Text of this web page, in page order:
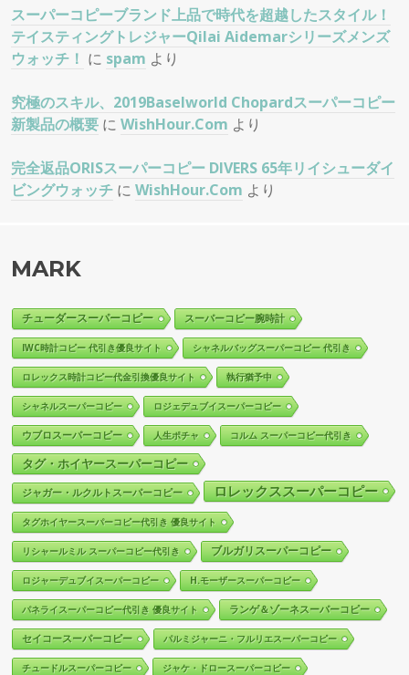
スーパーコピーブランド上品で時代を超越したスタイル！
テイスティングトレジャーQilai Aidemarシリーズメンズ
ウォッチ！ に spam より
究極のスキル、2019Baselworld Chopardスーパーコピー
新製品の概要 に WishHour.Com より
完全返品ORISスーパーコピー DIVERS 65年リイシューダイ
ビングウォッチ に WishHour.Com より
MARK
チューダースーパーコピー スーパーコピー腕時計
IWC時計コピー 代引き優良サイト シャネルバッグスーパーコピー 代引き
ロレックス時計コピー代金引換優良サイト 執行猶予中
シャネルスーパーコピー ロジェデュブイスーパーコピー
ウブロスーパーコピー 人生ポチャ コルム スーパーコピー代引き
タグ・ホイヤースーパーコピー
ジャガー・ルクルトスーパーコピー ロレックススーパーコピー
タグホイヤースーパーコピー代引き 優良サイト
リシャールミル スーパーコピー代引き ブルガリスーパーコピー
ロジャーデュブイスーパーコピー H.モーザースーパーコピー
パネライスーパーコピー代引き 優良サイト ランゲ＆ゾーネスーパーコピー
セイコースーパーコピー パルミジャーニ・フルリエスーパーコピー
チュードルスーパーコピー ジャケ・ドロースーパーコピー